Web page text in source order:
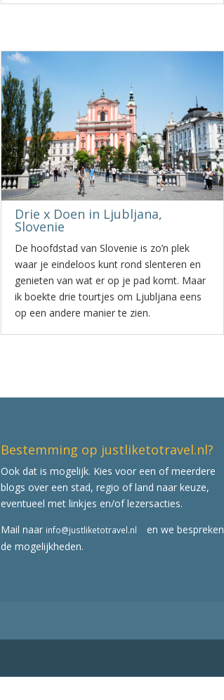
Drie x Doen in Ljubljana,
Slovenie
De hoofdstad van Slovenie is zo’n plek
waar je eindeloos kunt rond slenteren en
genieten van wat er op je pad komt. Maar
ik boekte drie tourtjes om Ljubljana eens
op een andere manier te zien.
Bestemming op justliketotravel.nl?
Ook dat is mogelijk. Kies voor een of meerdere
blogs over een stad, regio of land naar keuze,
eventueel met linkjes en/of lezersacties.
Mail naar info@justliketotravel.nl
en we bespreken
de mogelijkheden.